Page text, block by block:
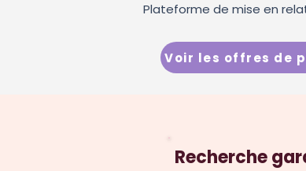
Plateforme de mise en
Voir les offres de
Recherche